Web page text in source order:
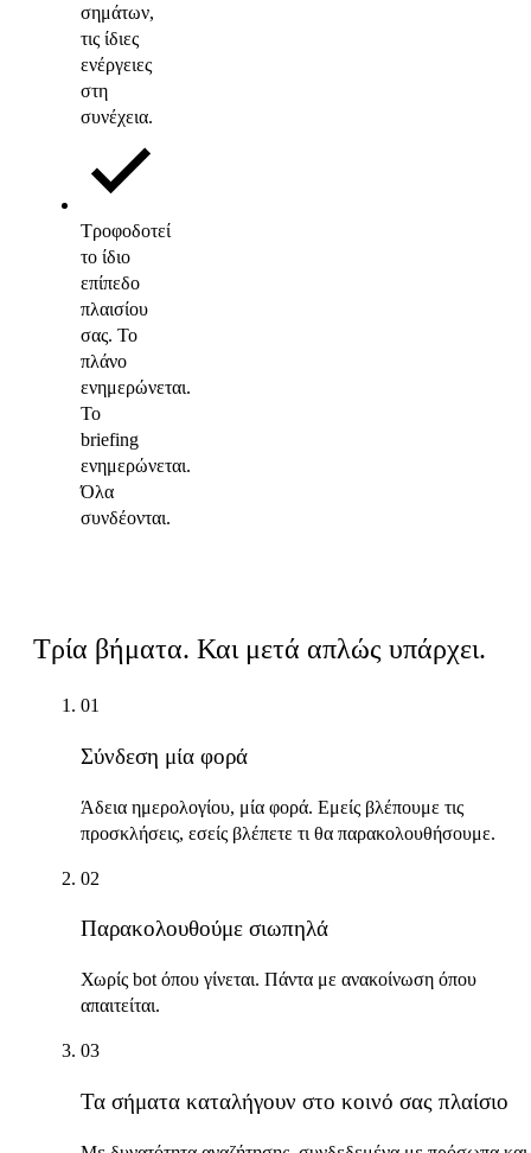
σημάτων,
τις ίδιες
ενέργειες
στη
συνέχεια.
Τροφοδοτεί
το ίδιο
επίπεδο
πλαισίου
σας. Το
πλάνο
ενημερώνεται.
Το
briefing
ενημερώνεται.
Όλα
συνδέονται.
Τρία βήματα. Και μετά απλώς υπάρχει.
01
Σύνδεση μία φορά
Άδεια ημερολογίου, μία φορά. Εμείς βλέπουμε τις
προσκλήσεις, εσείς βλέπετε τι θα παρακολουθήσουμε.
02
Παρακολουθούμε σιωπηλά
Χωρίς bot όπου γίνεται. Πάντα με ανακοίνωση όπου
απαιτείται.
03
Τα σήματα καταλήγουν στο κοινό σας πλαίσιο